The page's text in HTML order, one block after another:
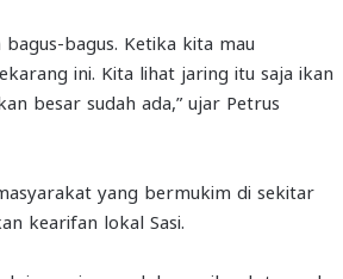
bagus. Ketika kita mau
ini. Kita lihat jaring itu saja ikan
besar sudah ada,” ujar Petrus
yang bermukim di sekitar
kearifan lokal Sasi.